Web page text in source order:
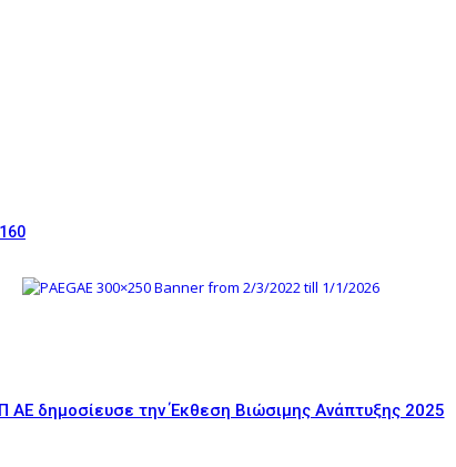
ΑΕ δημοσίευσε την Έκθεση Βιώσιμης Ανάπτυξης 2025